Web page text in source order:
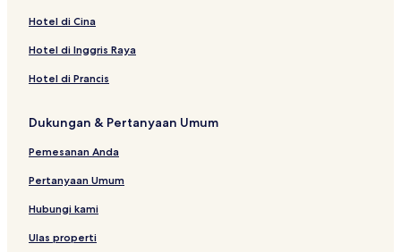
Hotel di Cina
Hotel di Inggris Raya
Hotel di Prancis
Dukungan & Pertanyaan Umum
Pemesanan Anda
Pertanyaan Umum
Hubungi kami
Ulas properti